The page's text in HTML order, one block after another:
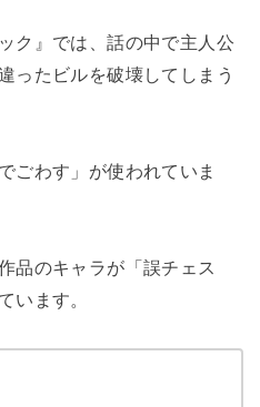
ク』では、話の中で主人公
ったビルを破壊してしまう
ごわす」が使われていま
品のキャラが「誤チェス
います。